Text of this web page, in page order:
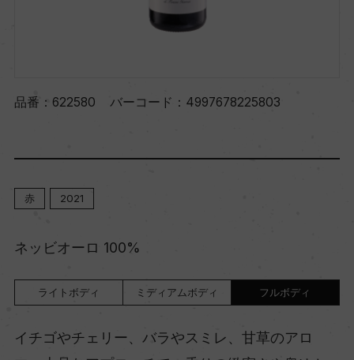
品番： 622580 バーコード： 4997678225803
赤 2021
ネッビオーロ 100%
ライトボディ ミディアムボディ フルボディ
イチゴやチェリー、バラやスミレ、甘草のアロ